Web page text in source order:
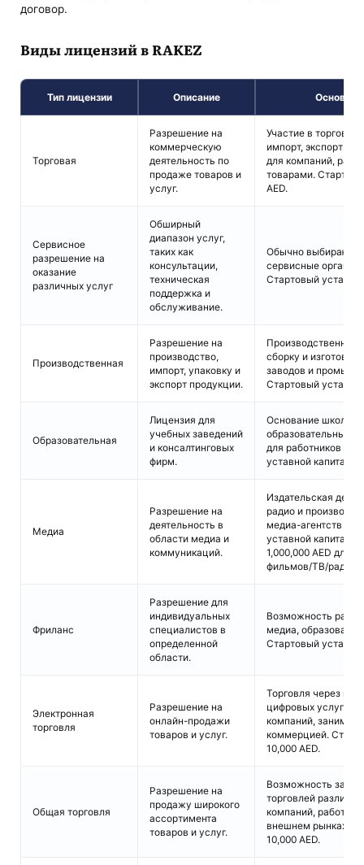
договор.
Виды лицензий в RAKEZ
Тип лицензии Описание
Торговая
Разрешение на
коммерческую
деятельность по
продаже товаров и
услуг.
Участие в
импорт, экспорт и
для компаний,
товарами.
AED.
Сервисное
разрешение на
оказание
различных услуг
Обширный
диапазон услуг,
таких как
консультации,
техническая
поддержка и
обслуживание.
Обычно выбирают
сервисные
Стартовый
Производственная
Разрешение на
производство,
импорт, упаковку и
экспорт продукции.
Производственная
сборку и
заводов и
Стартовый
Образовательная
Лицензия для
учебных заведений
и консалтинговых
фирм.
Основание школ,
образовательных
для работников и
уставной капитал:
Медиа
Разрешение на
деятельность в
области медиа и
коммуникаций.
Издательская
радио и
медиа-агентств и
уставной капитал:
1,000,000 AED для
фильмов/ТВ/радио.
Фриланс
Разрешение для
индивидуальных
специалистов в
определенной
области.
Возможность
медиа,
Стартовый
Электронная
торговля
Разрешение на
онлайн-продажи
товаров и услуг.
Торговля через
цифровых услуг.
компаний,
коммерцией.
10,000 AED.
Общая торговля
Разрешение на
продажу широкого
ассортимента
товаров и услуг.
Возможность
торговлей
компаний,
внешнем рынках.
10,000 AED.